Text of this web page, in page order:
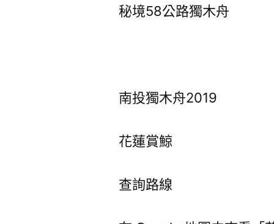
秘境58公路獨木舟
南投獨木舟2019
花蓮賞鯨
查詢路線